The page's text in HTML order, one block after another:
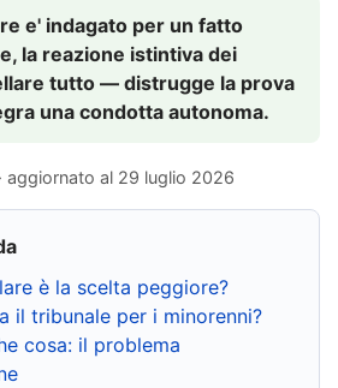
e' indagato per un fatto
la reazione istintiva dei
tutto — distrugge la prova
una condotta autonoma.
aggiornato al 29 luglio 2026
è la scelta peggiore?
il tribunale per i minorenni?
cosa: il problema